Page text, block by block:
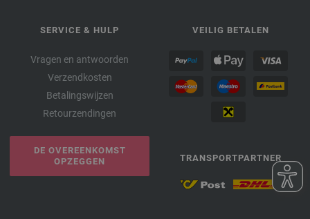
SERVICE & HULP
Vragen en antwoorden
Verzendkosten
Betalingswijzen
Retourzendingen
DE OVEREENKOMST
OPZEGGEN
VEILIG BETALEN
TRANSPORTPARTNER